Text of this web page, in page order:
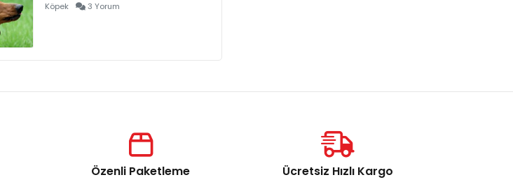
Köpek 3 Yorum
Özenli Paketleme Ücretsiz Hızlı Kargo